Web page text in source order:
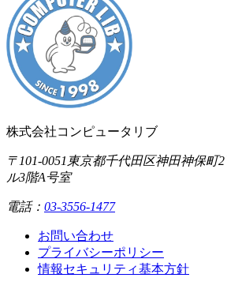
株式会社コンピュータリブ
〒101-0051 東京都千代田区神田神保町
ル3階A号室
電話： 03-3556-1477
お問い合わせ
プライバシーポリシー
情報セキュリティ基本方針